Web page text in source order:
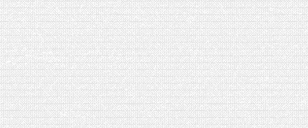
[VIDÉO] LA SÉLECTION DU MOIS
#JANVIER2024
[VIDÉO] HELLOFRESH #34 : IDÉES
RECETTES RISOTTO